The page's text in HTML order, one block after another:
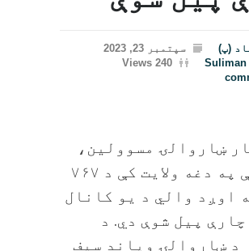
(پ)
سپتمبر 23, 2023
Suliman
240 Views
ښاروالۍ مسوولین،
وايي چې په دغه ولایت کې د ۷۶۷
اوږد والي د یو کانال
پيل شوې دي. د
د ښاروالۍ ویاند سیف